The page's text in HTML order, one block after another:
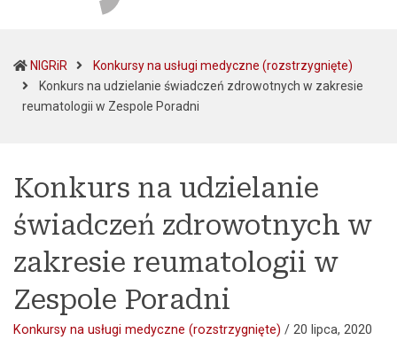
NIGRiR
Konkursy na usługi medyczne (rozstrzygnięte)
Konkurs na udzielanie świadczeń zdrowotnych w zakresie
reumatologii w Zespole Poradni
Konkurs na udzielanie
świadczeń zdrowotnych w
zakresie reumatologii w
Zespole Poradni
Konkursy na usługi medyczne (rozstrzygnięte) / 20 lipca, 2020